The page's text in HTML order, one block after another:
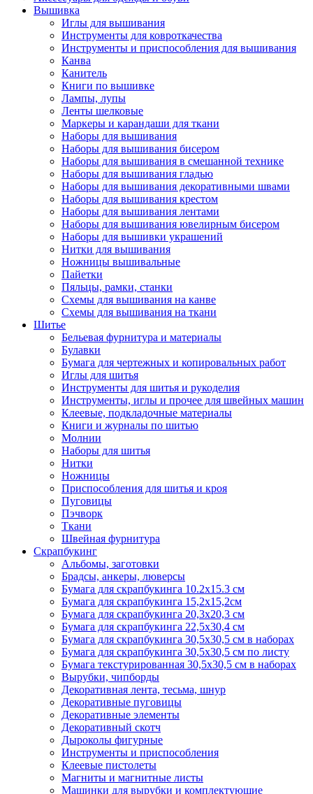
Вышивка
Иглы для вышивания
Инструменты для ковроткачества
Инструменты и приспособления для вышивания
Канва
Канитель
Книги по вышивке
Лампы, лупы
Ленты шелковые
Маркеры и карандаши для ткани
Наборы для вышивания
Наборы для вышивания бисером
Наборы для вышивания в смешанной технике
Наборы для вышивания гладью
Наборы для вышивания декоративными швами
Наборы для вышивания крестом
Наборы для вышивания лентами
Наборы для вышивания ювелирным бисером
Наборы для вышивки украшений
Нитки для вышивания
Ножницы вышивальные
Пайетки
Пяльцы, рамки, станки
Схемы для вышивания на канве
Схемы для вышивания на ткани
Шитье
Бельевая фурнитура и материалы
Булавки
Бумага для чертежных и копировальных работ
Иглы для шитья
Инструменты для шитья и рукоделия
Инструменты, иглы и прочее для швейных машин
Клеевые, подкладочные материалы
Книги и журналы по шитью
Молнии
Наборы для шитья
Нитки
Ножницы
Приспособления для шитья и кроя
Пуговицы
Пэчворк
Ткани
Швейная фурнитура
Скрапбукинг
Альбомы, заготовки
Брадсы, анкеры, люверсы
Бумага для скрапбукинга 10.2х15.3 см
Бумага для скрапбукинга 15,2х15,2см
Бумага для скрапбукинга 20,3х20,3 см
Бумага для скрапбукинга 22,5х30,4 см
Бумага для скрапбукинга 30,5х30,5 см в наборах
Бумага для скрапбукинга 30,5х30,5 см по листу
Бумага текстурированная 30,5х30,5 см в наборах
Вырубки, чипборды
Декоративная лента, тесьма, шнур
Декоративные пуговицы
Декоративные элементы
Декоративный скотч
Дыроколы фигурные
Инструменты и приспособления
Клеевые пистолеты
Магниты и магнитные листы
Машинки для вырубки и комплектующие